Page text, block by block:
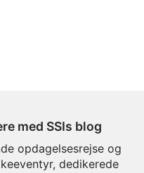
med SSIs blog
opdagelsesrejse og
dedikerede